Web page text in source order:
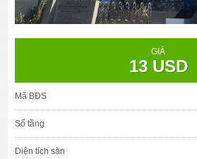
GIÁ
13 USD
Mã BĐS
Số tầng
Diện tích sàn